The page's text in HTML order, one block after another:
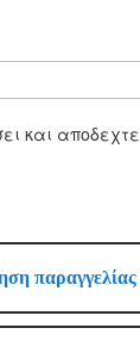
παραγγελίας
και